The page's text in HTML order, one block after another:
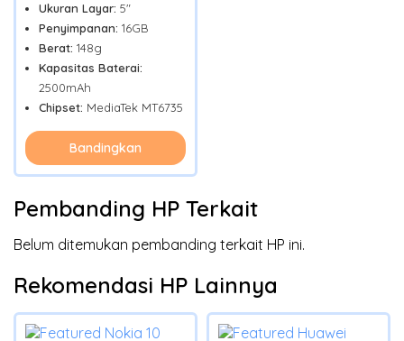
Ukuran Layar: 5"
Penyimpanan: 16GB
Berat: 148g
Kapasitas Baterai:
2500mAh
Chipset: MediaTek MT6735
Bandingkan
Pembanding HP Terkait
Belum ditemukan pembanding terkait HP ini.
Rekomendasi HP Lainnya